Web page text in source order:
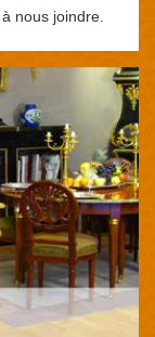
nous joindre.